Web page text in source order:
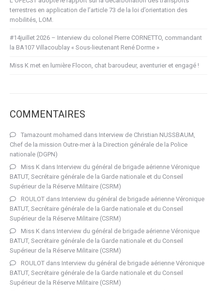
terrestres en application de l’article 73 de la loi d’orientation des
mobilités, LOM.
#14juillet 2026 – Interview du colonel Pierre CORNETTO, commandant
la BA107 Villacoublay « Sous-lieutenant René Dorme »
Miss K met en lumière Flocon, chat baroudeur, aventurier et engagé !
COMMENTAIRES
Tamazount mohamed dans Interview de Christian NUSSBAUM,
Chef de la mission Outre-mer à la Direction générale de la Police
nationale (DGPN)
Miss K dans Interview du général de brigade aérienne Véronique
BATUT, Secrétaire générale de la Garde nationale et du Conseil
Supérieur de la Réserve Militaire (CSRM)
ROULOT dans Interview du général de brigade aérienne Véronique
BATUT, Secrétaire générale de la Garde nationale et du Conseil
Supérieur de la Réserve Militaire (CSRM)
Miss K dans Interview du général de brigade aérienne Véronique
BATUT, Secrétaire générale de la Garde nationale et du Conseil
Supérieur de la Réserve Militaire (CSRM)
ROULOT dans Interview du général de brigade aérienne Véronique
BATUT, Secrétaire générale de la Garde nationale et du Conseil
Supérieur de la Réserve Militaire (CSRM)